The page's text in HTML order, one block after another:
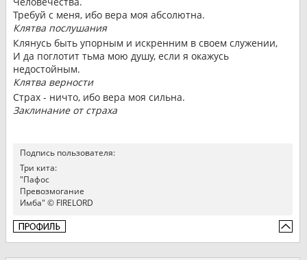
Требуй с меня, ибо вера моя абсолютна.
Клятва послушания
Клянусь быть упорным и искренним в своем служении,
И да поглотит тьма мою душу, если я окажусь
недостойным.
Клятва верности
Страх - ничто, ибо вера моя сильна.
Заклинание от страха
Подпись пользователя:
Три кита:
"Пафос
Превозмогание
Имба" © FIRELORD